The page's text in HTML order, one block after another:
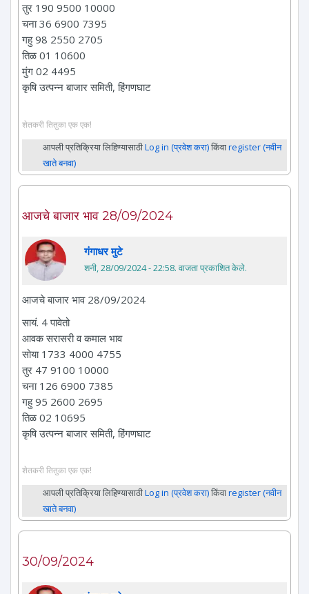
तुर 190 9500 10000
चना 36 6900 7395
गहु 98 2550 2705
तिळ 01 10600
मुंग 02 4495
कृषि उत्पन्न बाजार समिती, हिंगणघाट
शेतकरी तितुका एक एक!
आपली प्रतिक्रिया लिहिण्यासाठीLog in (प्रवेश करा)किंवाregister (नवीन
खाते बनवा)
आजचे बाजार भाव 28/09/2024
गंगाधर मुटे
शनी, 28/09/2024 - 22:58. वाजता प्रकाशित केले.
आजचे बाजार भाव 28/09/2024
सायं. 4 पावेतो
आवक सरासरी व कमाल भाव
सोया 1733 4000 4755
तुर 47 9100 10000
चना 126 6900 7385
गहु 95 2600 2695
तिळ 02 10695
कृषि उत्पन्न बाजार समिती, हिंगणघाट
शेतकरी तितुका एक एक!
आपली प्रतिक्रिया लिहिण्यासाठीLog in (प्रवेश करा)किंवाregister (नवीन
खाते बनवा)
30/09/2024